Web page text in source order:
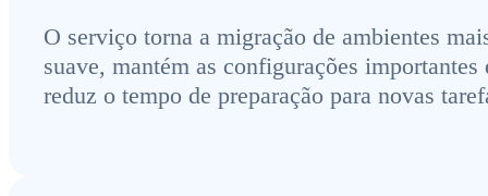
O serviço torna a migração de ambientes
suave, mantém as configurações importantes
reduz o tempo de preparação para novas